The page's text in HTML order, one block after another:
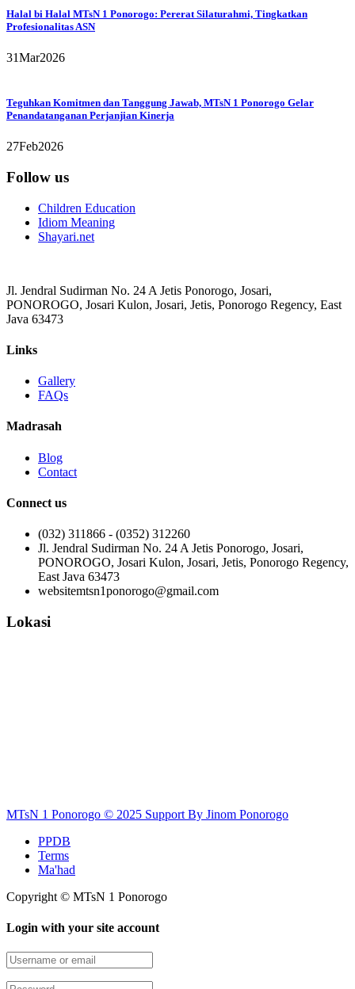
Halal bi Halal MTsN 1 Ponorogo: Pererat Silaturahmi, Tingkatkan
Profesionalitas ASN
31Mar2026
Teguhkan Komitmen dan Tanggung Jawab, MTsN 1 Ponorogo Gelar
Penandatanganan Perjanjian Kinerja
27Feb2026
Follow us
Children Education
Idiom Meaning
Shayari.net
Jl. Jendral Sudirman No. 24 A Jetis Ponorogo, Josari,
PONOROGO, Josari Kulon, Josari, Jetis, Ponorogo Regency, East
Java 63473
Links
Gallery
FAQs
Madrasah
Blog
Contact
Connect us
(032) 311866 - (0352) 312260
Jl. Jendral Sudirman No. 24 A Jetis Ponorogo, Josari,
PONOROGO, Josari Kulon, Josari, Jetis, Ponorogo Regency,
East Java 63473
websitemtsn1ponorogo@gmail.com
Lokasi
MTsN 1 Ponorogo © 2025 Support By Jinom Ponorogo
PPDB
Terms
Ma'had
Copyright © MTsN 1 Ponorogo
Login with your site account